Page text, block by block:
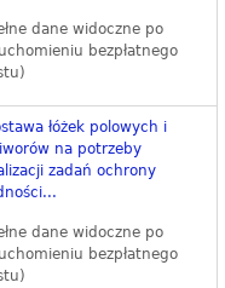
dane widoczne po
bezpłatnego
łóżek polowych i
na potrzeby
zadań ochrony
dane widoczne po
bezpłatnego